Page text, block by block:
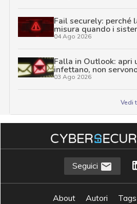
Fail securely: perché
misura quando i
04 Ago 2026
Falla in Outlook: apri
infettano, non
03 Ago 2026
Vedi
Seguici
About Autori Tags